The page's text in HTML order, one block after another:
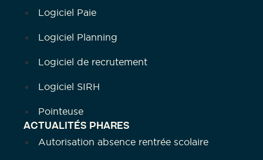
Logiciel Paie
Logiciel Planning
Logiciel de recrutement
Logiciel SIRH
Pointeuse
ACTUALITÉS PHARES
Autorisation absence rentrée scolaire